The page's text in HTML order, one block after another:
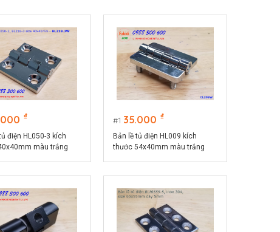
₫
điện HL050-3 kích
màu trắng
1 35.000 ₫
Bản lề tủ điện HL009 kích
thước 54x40mm màu trắng